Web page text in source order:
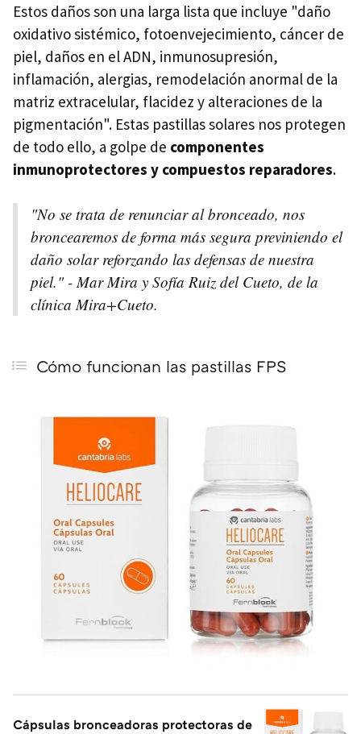
Estos daños son una larga lista que incluye "daño
oxidativo sistémico, fotoenvejecimiento, cáncer de
piel, daños en el ADN, inmunosupresión,
inflamación, alergias, remodelación anormal de la
matriz extracelular, flacidez y alteraciones de la
pigmentación". Estas pastillas solares nos protegen
de todo ello, a golpe de componentes
inmunoprotectores y compuestos reparadores.
"No se trata de renunciar al bronceado, nos
broncearemos de forma más segura previniendo el
daño solar reforzando las defensas de nuestra
piel." - Mar Mira y Sofía Ruiz del Cueto, de la
clínica Mira+Cueto.
Cómo funcionan las pastillas FPS
Cápsulas bronceadoras protectoras de